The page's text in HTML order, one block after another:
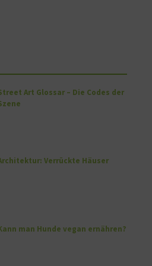
Art Glossar – Die Codes der
Verrückte Häuser
man Hunde vegan ernähren?